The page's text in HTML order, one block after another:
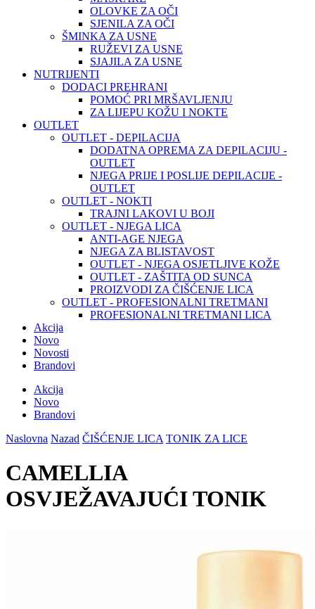
OLOVKE ZA OČI
SJENILA ZA OČI
ŠMINKA ZA USNE
RUŽEVI ZA USNE
SJAJILA ZA USNE
NUTRIJENTI
DODACI PREHRANI
POMOĆ PRI MRŠAVLJENJU
ZA LIJEPU KOŽU I NOKTE
OUTLET
OUTLET - DEPILACIJA
DODATNA OPREMA ZA DEPILACIJU -
OUTLET
NJEGA PRIJE I POSLIJE DEPILACIJE -
OUTLET
OUTLET - NOKTI
TRAJNI LAKOVI U BOJI
OUTLET - NJEGA LICA
ANTI-AGE NJEGA
NJEGA ZA BLISTAVOST
OUTLET - NJEGA OSJETLJIVE KOŽE
OUTLET - ZAŠTITA OD SUNCA
PROIZVODI ZA ČIŠĆENJE LICA
OUTLET - PROFESIONALNI TRETMANI
PROFESIONALNI TRETMANI LICA
Akcija
Novo
Novosti
Brandovi
Akcija
Novo
Brandovi
Naslovna Nazad ČIŠĆENJE LICA TONIK ZA LICE
CAMELLIA
OSVJEŽAVAJUĆI TONIK